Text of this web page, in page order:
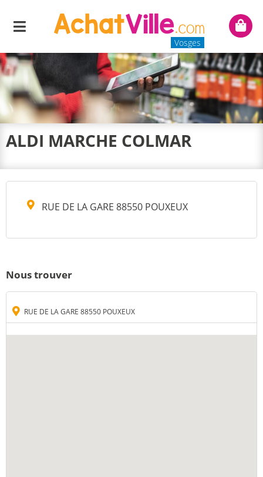
Menu
Vosges
Mon
ALDI MARCHE COLMAR
RUE DE LA GARE 88550 POUXEUX
Nous trouver
RUE DE LA GARE 88550 POUXEUX